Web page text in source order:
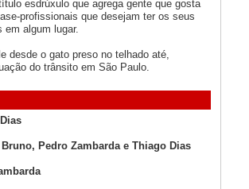
esdrúxulo que agrega gente que gosta
profissionais que desejam ter os seus
em algum lugar.
desde o gato preso no telhado até,
do trânsito em São Paulo.
Bruno, Pedro Zambarda e Thiago Dias